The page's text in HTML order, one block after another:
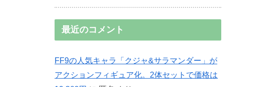
最近のコメント
FF9の人気キャラ「クジャ&サラマンダー」が
アクションフィギュア化。2体セットで価格は